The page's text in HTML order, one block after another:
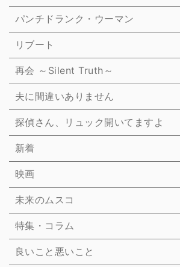
パンチドランク・ウーマン
リブート
再会 ～Silent Truth～
夫に間違いありません
探偵さん、リュック開いてますよ
新着
映画
未来のムスコ
特集・コラム
良いこと悪いこと